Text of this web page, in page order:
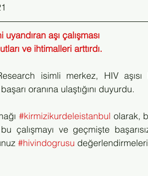
aşı çalışması
ve ihtimalleri arttırdı.
isimli merkez, HIV
oranına ulaştığını duyurdu.
#kirmizikurdeleistanbul olarak,
çalışmayı ve geçmişte
#hivindogrusu